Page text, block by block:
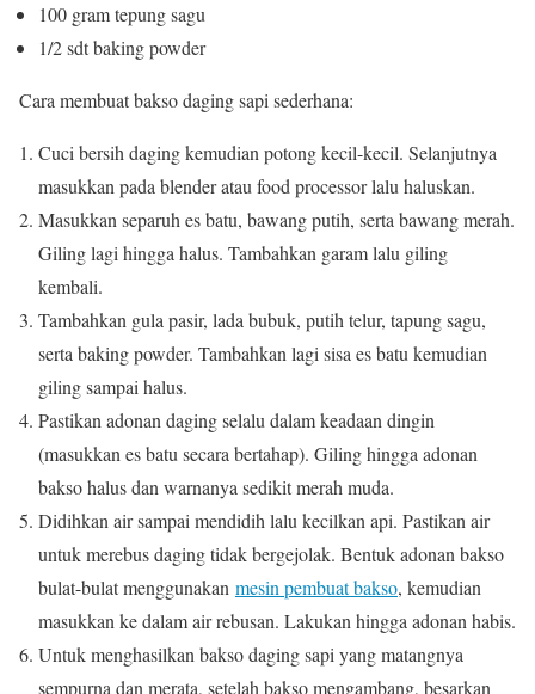
100 gram tepung sagu
1/2 sdt baking powder
Cara membuat bakso daging sapi sederhana:
Cuci bersih daging kemudian potong kecil-kecil. Selanjutnya
masukkan pada blender atau food processor lalu haluskan.
Masukkan separuh es batu, bawang putih, serta bawang merah.
Giling lagi hingga halus. Tambahkan garam lalu giling
kembali.
Tambahkan gula pasir, lada bubuk, putih telur, tapung sagu,
serta baking powder. Tambahkan lagi sisa es batu kemudian
giling sampai halus.
Pastikan adonan daging selalu dalam keadaan dingin
(masukkan es batu secara bertahap). Giling hingga adonan
bakso halus dan warnanya sedikit merah muda.
Didihkan air sampai mendidih lalu kecilkan api. Pastikan air
untuk merebus daging tidak bergejolak. Bentuk adonan bakso
bulat-bulat menggunakan mesin pembuat bakso, kemudian
masukkan ke dalam air rebusan. Lakukan hingga adonan habis.
Untuk menghasilkan bakso daging sapi yang matangnya
sempurna dan merata, setelah bakso mengambang, besarkan